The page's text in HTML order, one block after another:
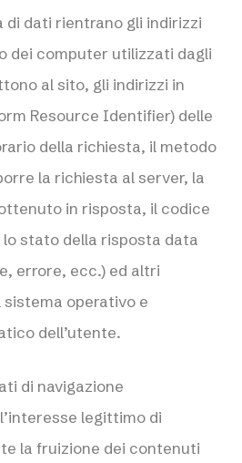
dati rientrano gli indirizzi
dei computer utilizzati dagli
al sito, gli indirizzi in
Resource Identifier) delle
della richiesta, il metodo
la richiesta al server, la
in risposta, il codice
stato della risposta data
errore, ecc.) ed altri
operativo e
dell’utente.
di navigazione
legittimo di
la fruizione dei contenuti